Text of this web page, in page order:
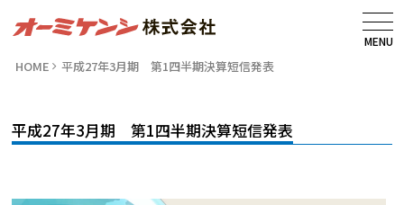
MENU
HOME 平成27年3月期 第1四半期決算短信発表
平成27年3月期 第1四半期決算短信発表